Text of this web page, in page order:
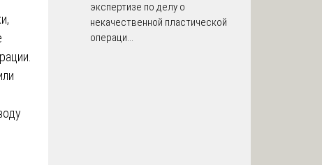
экспертизе по делу о
некачественной пластической
операци...